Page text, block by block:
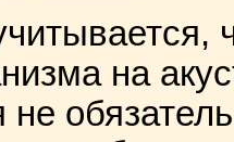
на
не